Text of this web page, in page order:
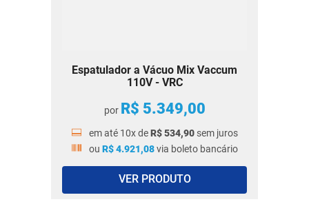
Espatulador a Vácuo Mix Vaccum
110V - VRC
por R$ 5.349,00
em até 10x deR$534,90 sem juros
ou R$4.921,08via boleto bancário
VER PRODUTO